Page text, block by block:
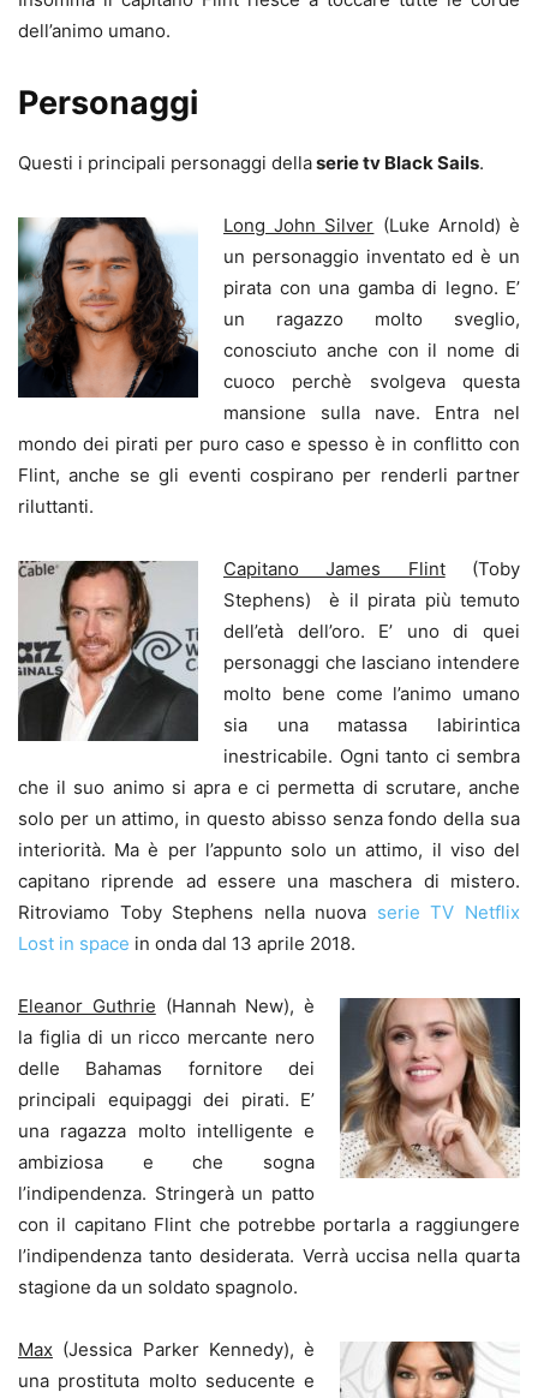
dell’animo umano.
Personaggi
Questi i principali personaggi dellaserie tv Black Sails.
Long John Silver (Luke Arnold) è
un personaggio inventato ed è un
pirata con una gamba di legno. E’
un ragazzo molto sveglio,
conosciuto anche con il nome di
cuoco perchè svolgeva questa
mansione sulla nave. Entra nel
mondo dei pirati per puro caso e spesso è in conflitto con
Flint, anche se gli eventi cospirano per renderli partner
riluttanti.
Capitano James Flint(Toby
Stephens) è il pirata più temuto
dell’età dell’oro. E’ uno di quei
personaggi che lasciano intendere
molto bene come l’animo umano
sia una matassa labirintica
inestricabile. Ogni tanto ci sembra
che il suo animo si apra e ci permetta di scrutare, anche
solo per un attimo, in questo abisso senza fondo della sua
interiorità. Ma è per l’appunto solo un attimo, il viso del
capitano riprende ad essere una maschera di mistero.
Ritroviamo Toby Stephens nella nuova serie TV Netflix
Lost in space in onda dal 13 aprile 2018.
Eleanor Guthrie (Hannah New), è
la figlia di un ricco mercante nero
delle Bahamas fornitore dei
principali equipaggi dei pirati. E’
una ragazza molto intelligente e
ambiziosa e che sogna
l’indipendenza. Stringerà un patto
con il capitano Flint che potrebbe portarla a raggiungere
l’indipendenza tanto desiderata. Verrà uccisa nella quarta
stagione da un soldato spagnolo.
Max (Jessica Parker Kennedy), è
una prostituta molto seducente e